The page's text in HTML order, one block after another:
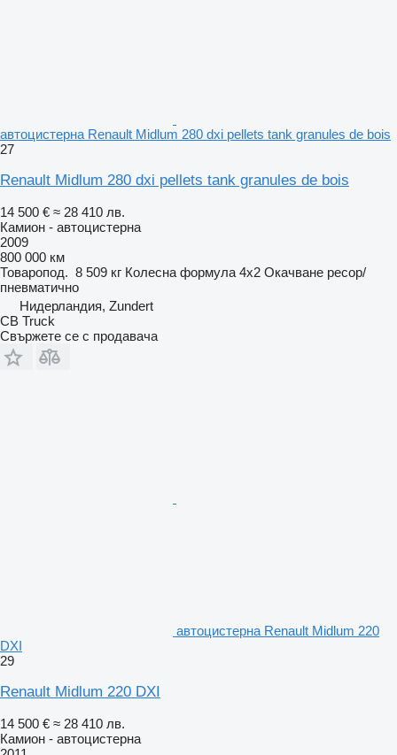
автоцистерна Renault Midlum 280 dxi pellets tank granules de bois
27
Renault Midlum 280 dxi pellets tank granules de bois
14 500 € ≈ 28 410 лв.
Камион - автоцистерна
2009
800 000 км
Товаропод. 8 509 кг Колесна формула 4x2 Окачване ресор/
пневматично
Нидерландия, Zundert
CB Truck
Свържете се с продавача
автоцистерна Renault Midlum 220
DXI
29
Renault Midlum 220 DXI
14 500 € ≈ 28 410 лв.
Камион - автоцистерна